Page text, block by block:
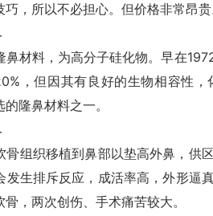
巧，所以不必担心。但价格非常昂
料，为高分子硅化物。早在
，但因其有良好的生物相容性
隆鼻材料之一。
组织移植到鼻部以垫高外鼻，供
发生排斥反应，成活率高，外形逼
，两次创伤、手术痛苦较大。